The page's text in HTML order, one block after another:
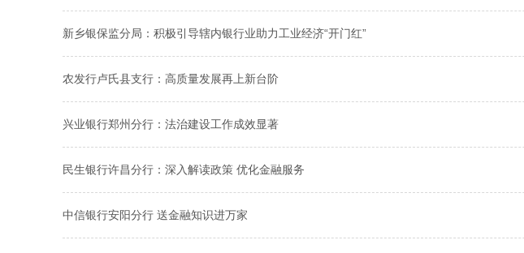
新乡银保监分局：积极引导辖内银行业助力工业经济“开门红”
农发行卢氏县支行：高质量发展再上新台阶
兴业银行郑州分行：法治建设工作成效显著
民生银行许昌分行：深入解读政策 优化金融服务
中信银行安阳分行 送金融知识进万家